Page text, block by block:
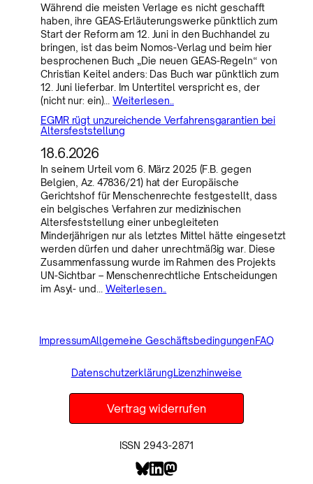
Während die meisten Verlage es nicht geschafft
haben, ihre GEAS-Erläuterungswerke pünktlich zum
Start der Reform am 12. Juni in den Buchhandel zu
bringen, ist das beim Nomos-Verlag und beim hier
besprochenen Buch „Die neuen GEAS-Regeln“ von
Christian Keitel anders: Das Buch war pünktlich zum
12. Juni lieferbar. Im Untertitel verspricht es, der
(nicht nur: ein)…Weiterlesen..
EGMR rügt unzureichende Verfahrensgarantien bei
Altersfeststellung
18.6.2026
In seinem Urteil vom 6. März 2025 (F.B. gegen
Belgien, Az. 47836/21) hat der Europäische
Gerichtshof für Menschenrechte festgestellt, dass
ein belgisches Verfahren zur medizinischen
Altersfeststellung einer unbegleiteten
Minderjährigen nur als letztes Mittel hätte eingesetzt
werden dürfen und daher unrechtmäßig war. Diese
Zusammenfassung wurde im Rahmen des Projekts
UN-Sichtbar – Menschenrechtliche Entscheidungen
im Asyl- und… Weiterlesen..
ImpressumAllgemeine GeschäftsbedingungenFAQ
DatenschutzerklärungLizenzhinweise
Vertrag widerrufen
ISSN 2943-2871